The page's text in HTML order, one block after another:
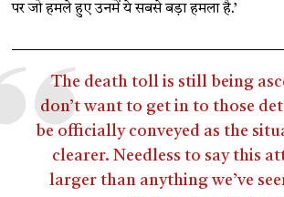
पर जो हमले हुए उनमें ये सबसे बड़ा हमला है.’
The death toll is still being
don’t want to get in to those
be officially conveyed as the
clearer. Needless to say this
larger than anything we’ve